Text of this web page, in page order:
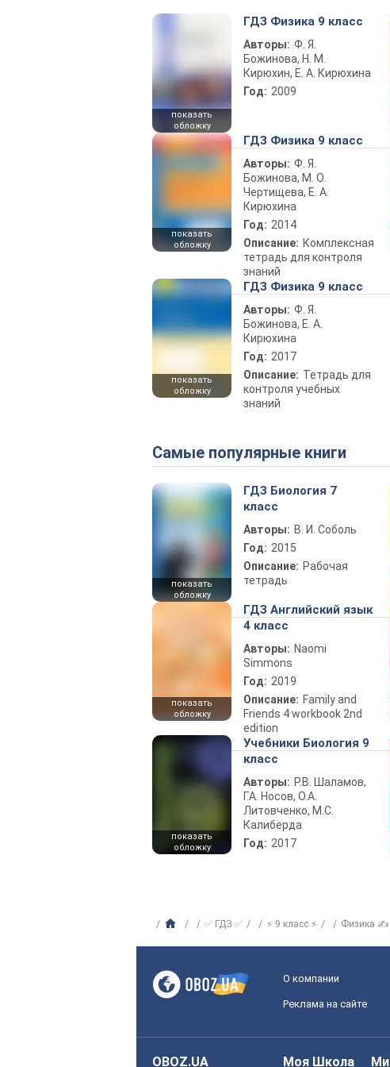
показать
обложку
ГДЗ Физика 9 класс
Авторы: Ф. Я.
Божинова, Н. М.
Кирюхин, Е. А. Кирюхина
Год: 2009
показать
обложку
ГДЗ Физика 9 класс
Авторы: Ф. Я.
Божинова, М. О.
Чертищева, Е. А.
Кирюхина
Год: 2014
Описание: Комплексная
тетрадь для контроля
знаний
показать
обложку
ГДЗ Физика 9 класс
Авторы: Ф. Я.
Божинова, Е. А.
Кирюхина
Год: 2017
Описание: Тетрадь для
контроля учебных
знаний
Самые популярные книги
показать
обложку
ГДЗ Биология 7
класс
Авторы: В. И. Соболь
Год: 2015
Описание: Рабочая
тетрадь
показать
обложку
ГДЗ Английский язык
4 класс
Авторы: Naomi
Simmons
Год: 2019
Описание: Family and
Friends 4 workbook 2nd
edition
показать
обложку
Учебники Биология 9
класс
Авторы: Р.В. Шаламов,
Г.А. Носов, О.А.
Литовченко, М.С.
Калиберда
Год: 2017
✅ ГДЗ ✅ ⚡ 9 класс ⚡ Физика ✍
О компании
Реклама на сайте
OBOZ.UA Моя Школа